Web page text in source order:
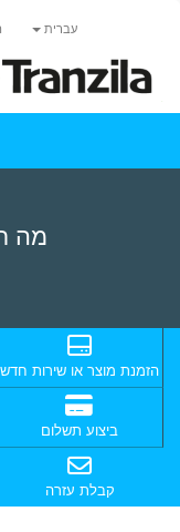
עברית
מה
הזמנת מוצר או שירות חדש
ביצוע תשלום
קבלת עזרה